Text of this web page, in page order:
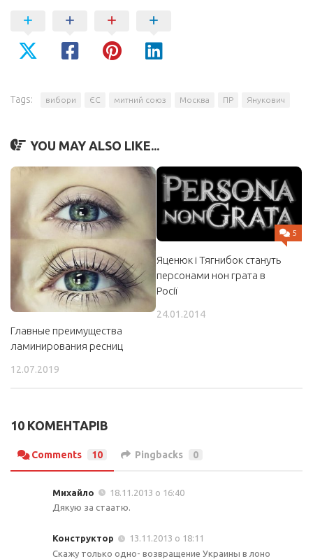
Tags: вибори ЄС митний союз Москва ПР Янукович
YOU MAY ALSO LIKE...
Главные преимущества
ламинирования ресниц
12.07.2019
5
Яценюк і Тягнибок стануть
персонами нон грата в
Росії
24.01.2014
10 КОМЕНТАРІВ
Comments 10 Pingbacks 0
Михайло
18.11.2013 о 16:40
Дякую за стаатю.
Конструктор
13.11.2013 о 18:11
Скажу только одно- возвращение Украины в лоно